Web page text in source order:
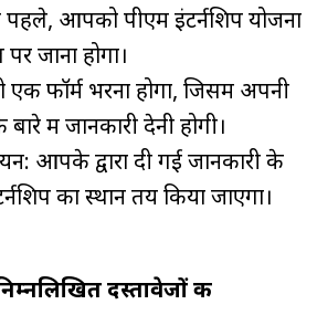
पहले, आपको पीएम इंटर्नशिप योजना
जाना होगा।
फॉर्म भरना होगा, जिसमें अपनी
में जानकारी देनी होगी।
आपके द्वारा दी गई जानकारी के
का स्थान तय किया जाएगा।
दस्तावेजों की